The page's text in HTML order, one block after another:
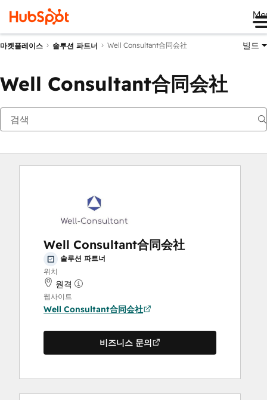
마켓플레이스 솔루션 파트너 Well Consultant合同会社 빌드
Well Consultant合同会社
Well Consultant合同会社
솔루션 파트너
위치
원격
웹사이트
Well Consultant合同会社
비즈니스 문의